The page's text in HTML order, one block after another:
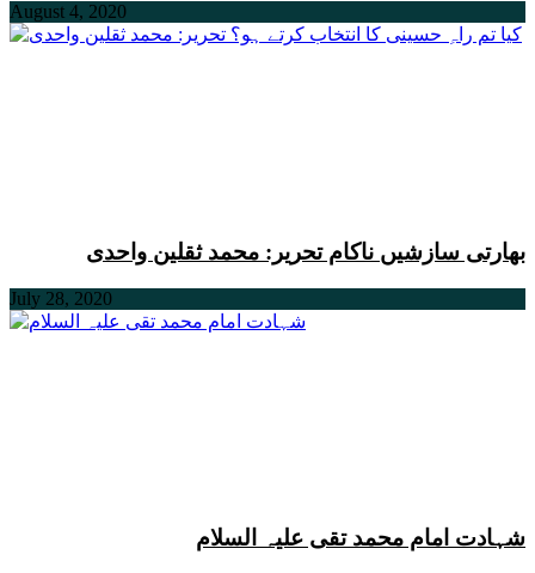
August 4, 2020
بھارتی سازشیں ناکام تحریر: محمد ثقلین واحدی
July 28, 2020
شہادت امام محمد تقی علیہ السلام